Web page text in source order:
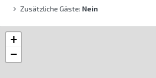
Zusätzliche Gäste: Nein
+
−